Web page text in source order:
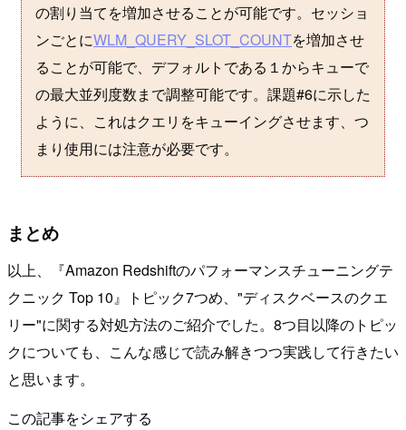
の割り当てを増加させることが可能です。セッショ
ンごとにWLM_QUERY_SLOT_COUNTを増加させ
ることが可能で、デフォルトである１からキューで
の最大並列度数まで調整可能です。課題#6に示した
ように、これはクエリをキューイングさせます、つ
まり使用には注意が必要です。
まとめ
以上、『Amazon Redshiftのパフォーマンスチューニングテ
クニック Top 10』トピック7つめ、"ディスクベースのクエ
リー"に関する対処方法のご紹介でした。8つ目以降のトピッ
クについても、こんな感じで読み解きつつ実践して行きたい
と思います。
この記事をシェアする